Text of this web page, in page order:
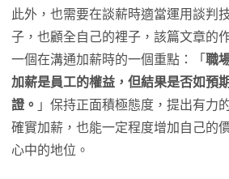
此外，也需要在談薪時適當運用談判
子，也顧全自己的裡子，該篇文章的
一個在溝通加薪時的一個重點：「 職
加薪是員工的權益，但結果是否如預
證。 」保持正面積極態度，提出有力
確實加薪，也能一定程度增加自己的
心中的地位。